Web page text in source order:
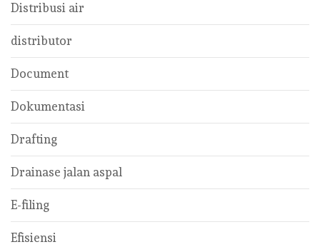
Distribusi air
distributor
Document
Dokumentasi
Drafting
Drainase jalan aspal
E-filing
Efisiensi